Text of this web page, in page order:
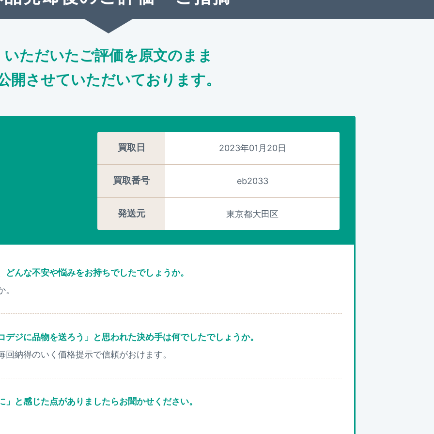
いただいたご評価を原文のまま
開させていただいております。
買取日 2023年01月20日
買取番号 eb2033
発送元 東京都大田区
んな不安や悩みをお持ちでしたでしょうか。
ジに品物を送ろう」と思われた決め手は何でしたでしょうか。
納得のいく価格提示で信頼がおけます。
と感じた点がありましたらお聞かせください。